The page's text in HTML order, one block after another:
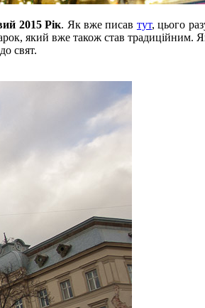
2015 Рік. Як вже писав тут, цього
який вже також став традиційним.
свят.